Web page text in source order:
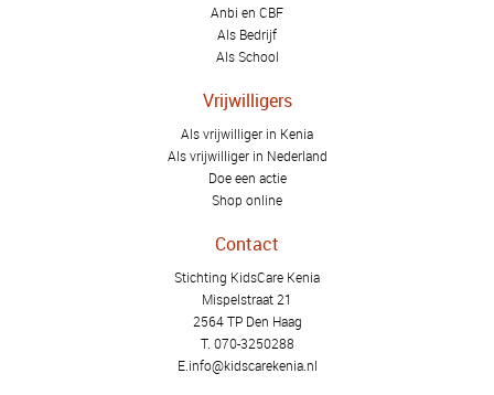
Anbi en CBF
Als Bedrijf
Als School
Vrijwilligers
Als vrijwilliger in Kenia
Als vrijwilliger in Nederland
Doe een actie
Shop online
Contact
Stichting KidsCare Kenia
Mispelstraat 21
2564 TP Den Haag
T. 070-3250288
E. info@kidscarekenia.nl